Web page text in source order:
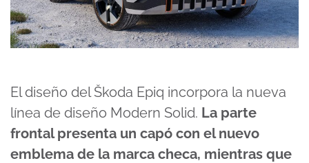
El diseño del Škoda Epiq incorpora la nueva
línea de diseño Modern Solid. La parte
frontal presenta un capó con el nuevo
emblema de la marca checa, mientras que